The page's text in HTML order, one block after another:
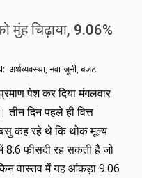
मुंह चिढ़ाया, 9.06%
अर्थव्यवस्था,नवा-जूनी,बजट
पेश कर दिया मंगलवार
दिन पहले ही वित्त
कह रहे थे कि थोक मूल्य
8.6 फीसदी रह सकती है जो
वास्तव में यह आंकड़ा 9.06